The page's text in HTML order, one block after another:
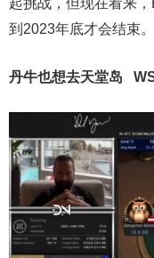
到2023年底才会结束。
丹牛也想去天堂岛